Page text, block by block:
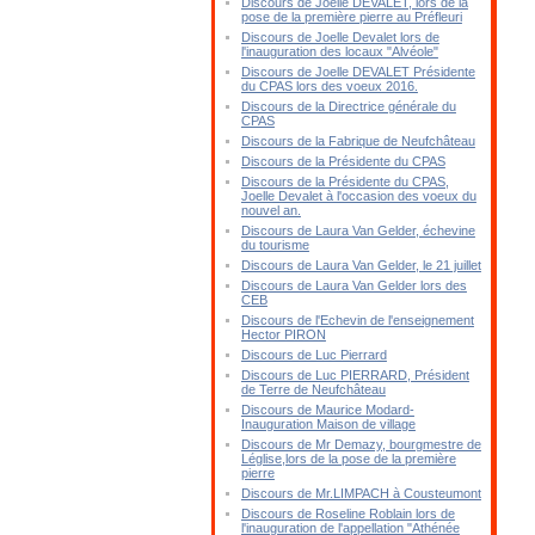
pose de la première pierre au Préfleuri
Discours de Joelle Devalet lors de
l'inauguration des locaux "Alvéole"
Discours de Joelle DEVALET Présidente
du CPAS lors des voeux 2016.
Discours de la Directrice générale du
CPAS
Discours de la Fabrique de Neufchâteau
Discours de la Présidente du CPAS
Discours de la Présidente du CPAS,
Joelle Devalet à l'occasion des voeux du
nouvel an.
Discours de Laura Van Gelder, échevine
du tourisme
Discours de Laura Van Gelder, le 21 juillet
Discours de Laura Van Gelder lors des
CEB
Discours de l'Echevin de l'enseignement
Hector PIRON
Discours de Luc Pierrard
Discours de Luc PIERRARD, Président
de Terre de Neufchâteau
Discours de Maurice Modard-
Inauguration Maison de village
Discours de Mr Demazy, bourgmestre de
Léglise,lors de la pose de la première
pierre
Discours de Mr.LIMPACH à Cousteumont
Discours de Roseline Roblain lors de
l'inauguration de l'appellation "Athénée